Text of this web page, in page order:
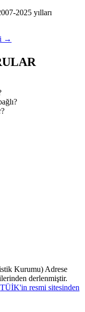
-2025 yılları
→
Kurumu) Adrese
derlenmiştir.
TÜİK'in resmi sitesinden